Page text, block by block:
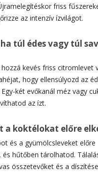
friss
az intenzív ízvilágot.
túl édes vagy túl
kevés friss citromlevet
hogy ellensúlyozd az
Egy-két evőkanál méz vagy
az ízt.
a koktélokat előre
és a gyümölcsleveket előre
és hűtőben tárolhatod.
összetevőket és a